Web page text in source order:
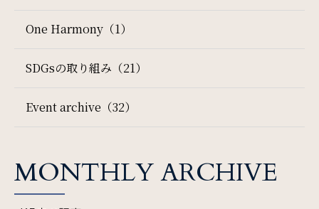
サイトマップ
フロアガイド
パンフレット
特定商取引法に基づく表記
ご宿泊日を検索
チェックイン日 - チェックアウト日
One Harmony（1）
SDGsの取り組み（21）
Event archive（32）
MONTHLY ARCHIVE